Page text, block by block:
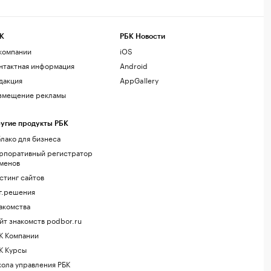
информация
рекламы
продукты РБК
для бизнеса
регистратор
сайтов
знакомств podbor.ru
Компании
Курсы
управления РБК
РБК Новости
iOS
Android
AppGallery